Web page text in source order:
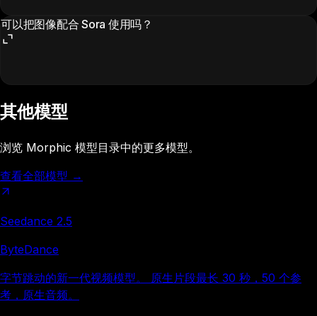
可以把图像配合 Sora 使用吗？
其他模型
浏览 Morphic 模型目录中的更多模型。
查看全部模型 →
Seedance 2.5
ByteDance
字节跳动的新一代视频模型。 原生片段最长 30 秒，50 个参
考，原生音频。